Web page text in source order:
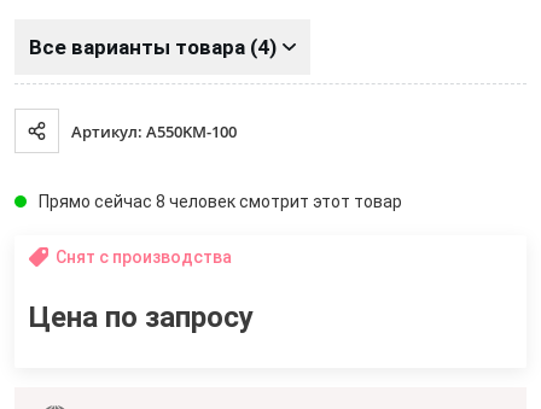
Все варианты товара (4)
Артикул: A550KM-100
Прямо сейчас 8 человек смотрит этот товар
Снят с производства
Цена по запросу